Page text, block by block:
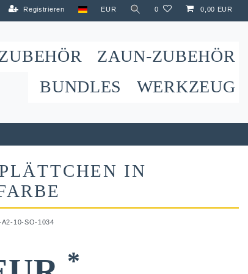
Registrieren EUR 0 0,00 EUR
ZAUN-ZUBEHÖR
BUNDLES
WERKZEUG
IN
A2-10-SO-1034
*